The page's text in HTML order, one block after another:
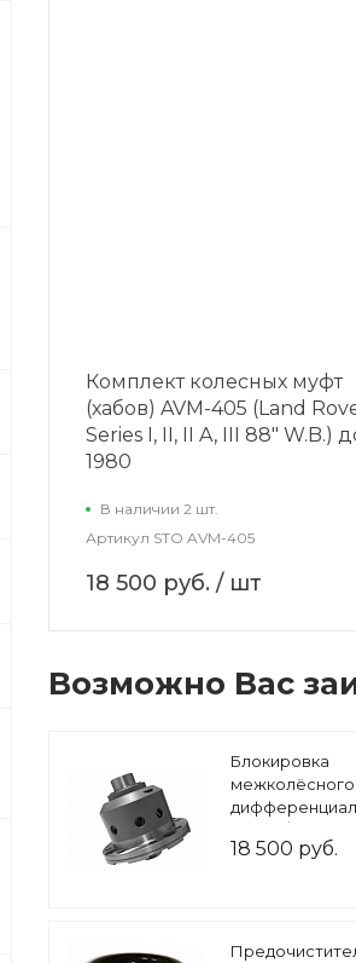
Комплект колесных муфт
(хабов) AVM-405 (Land
Series I, II, II A, III 88" W.B.)
1980
В наличии 2 шт.
Артикул STO AVM-405
18 500 руб. / шт
Возможно Вас
Блокировка
межколёcного
Нива задний
18 500 руб.